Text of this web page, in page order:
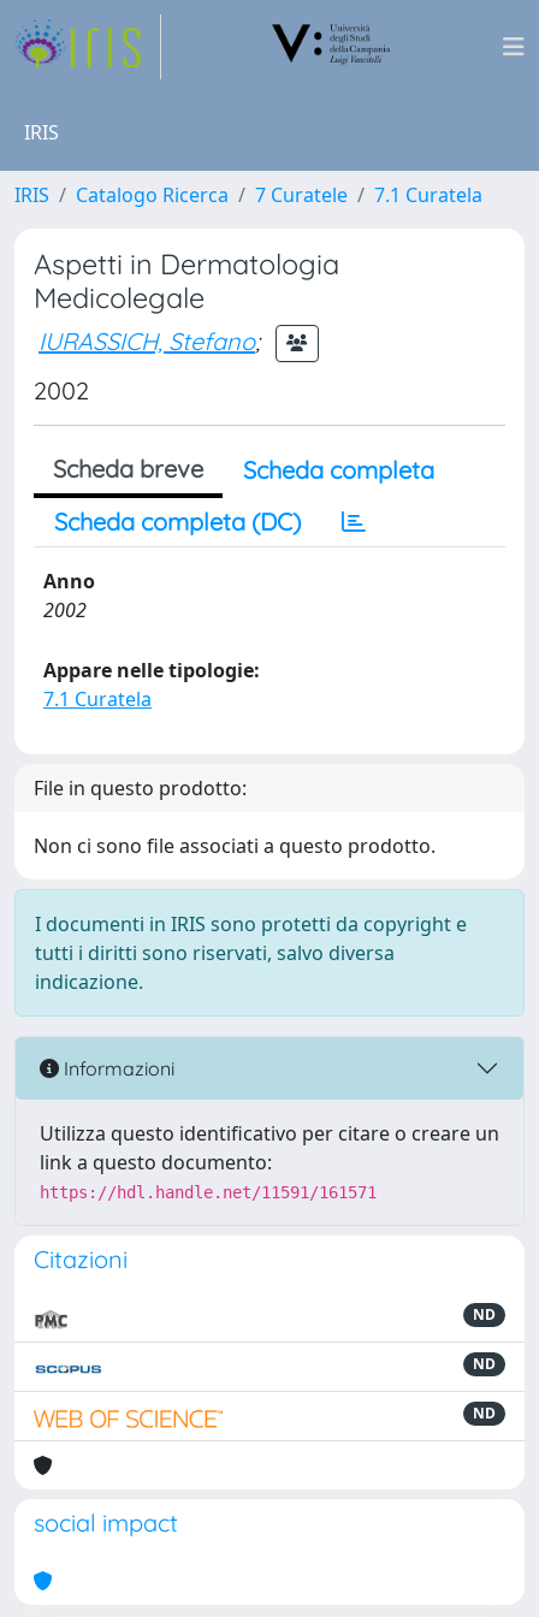
IRIS
IRIS Catalogo Ricerca 7 Curatele 7.1 Curatela
Aspetti in Dermatologia
Medicolegale
IURASSICH, Stefano;
2002
Scheda breve
Scheda completa
Scheda completa (DC)
Anno
2002
Appare nelle tipologie:
7.1 Curatela
File in questo prodotto:
Non ci sono file associati a questo prodotto.
I documenti in IRIS sono protetti da copyright e
tutti i diritti sono riservati, salvo diversa
indicazione.
Informazioni
Utilizza questo identificativo per citare o creare un
link a questo documento:
https://hdl.handle.net/11591/161571
Citazioni
ND
ND
ND
social impact